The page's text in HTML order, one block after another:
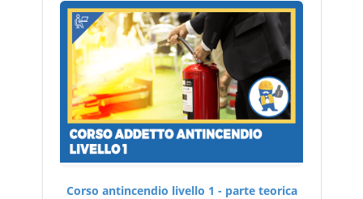
Corso antincendio livello 1 - parte teorica